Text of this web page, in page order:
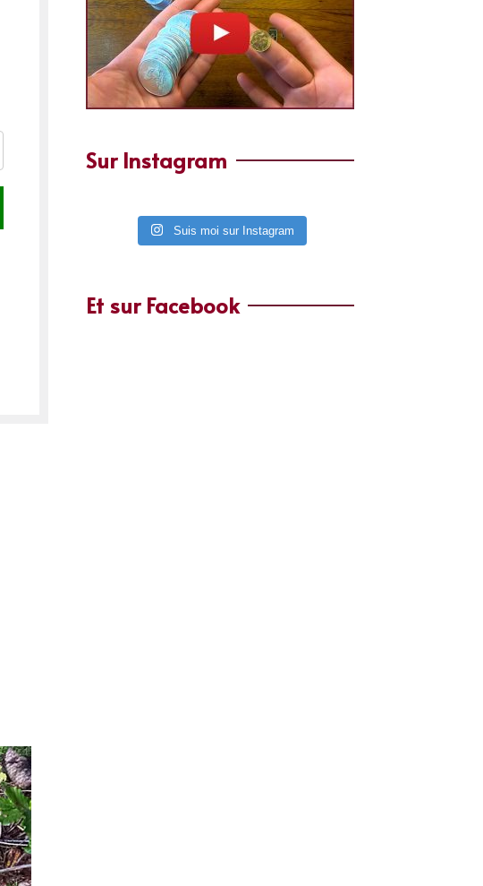
Sur Instagram
Suis moi sur Instagram
Et sur Facebook